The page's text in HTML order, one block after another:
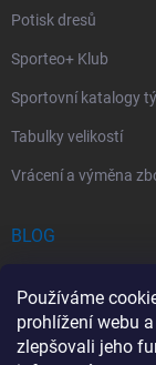
Používáme
prohlížení webu
zlepšovali jeho
Potisk dresů
Sporteo+ Klub
Sportovní katalogy
Tabulky velikostí
Vrácení a výměna
BLOG
Povinný obsah
co si dát pozor